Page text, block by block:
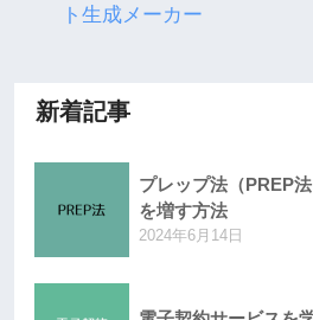
ト生成メーカー
新着記事
プレップ法（PREP
を増す方法
2024年6月14日